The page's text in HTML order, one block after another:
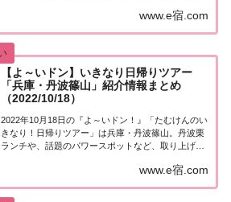
麟・田村さんが街行く人にいきなり声をかけ、その
www.e宿.com
【よ～いドン】いきなり日帰りツアー
「兵庫・丹波篠山」紹介情報まとめ
（2022/10/18）
2022年10月18日の『よ～いドン！』「たむけんのい
きなり！日帰りツアー」は兵庫・丹波篠山。丹波栗
ランチや、話題のパワースポットなど、取り上げら
ー街行く人にいきなり声をかけ、そのまま日帰りツ
www.e宿.com